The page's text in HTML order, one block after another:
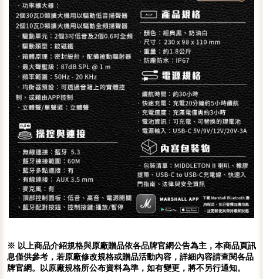
※ 以上商品介紹規格與原廠贈品依各品牌官網公告為主，本商品頁訊
息僅供參考，若原廠修改規格或贈品活動內容，詳細內容請查閱各品
牌官網。以原廠規格所公布資料為準，如有變更，將不另行通知。